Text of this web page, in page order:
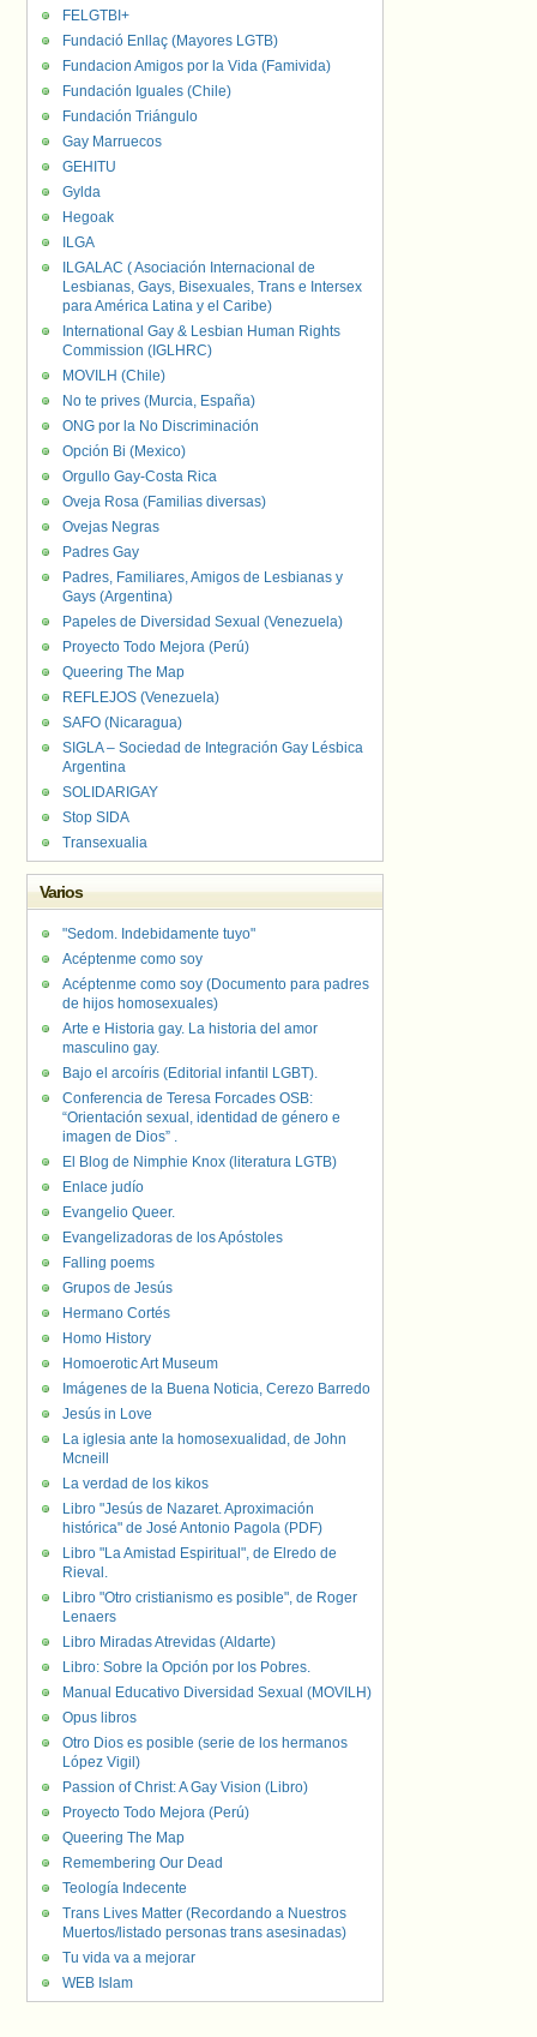
FELGTBI+
Fundació Enllaç (Mayores LGTB)
Fundacion Amigos por la Vida (Famivida)
Fundación Iguales (Chile)
Fundación Triángulo
Gay Marruecos
GEHITU
Gylda
Hegoak
ILGA
ILGALAC ( Asociación Internacional de
Lesbianas, Gays, Bisexuales, Trans e Intersex
para América Latina y el Caribe)
International Gay & Lesbian Human Rights
Commission (IGLHRC)
MOVILH (Chile)
No te prives (Murcia, España)
ONG por la No Discriminación
Opción Bi (Mexico)
Orgullo Gay-Costa Rica
Oveja Rosa (Familias diversas)
Ovejas Negras
Padres Gay
Padres, Familiares, Amigos de Lesbianas y
Gays (Argentina)
Papeles de Diversidad Sexual (Venezuela)
Proyecto Todo Mejora (Perú)
Queering The Map
REFLEJOS (Venezuela)
SAFO (Nicaragua)
SIGLA – Sociedad de Integración Gay Lésbica
Argentina
SOLIDARIGAY
Stop SIDA
Transexualia
Varios
"Sedom. Indebidamente tuyo"
Acéptenme como soy
Acéptenme como soy (Documento para padres
de hijos homosexuales)
Arte e Historia gay. La historia del amor
masculino gay.
Bajo el arcoíris (Editorial infantil LGBT).
Conferencia de Teresa Forcades OSB:
“Orientación sexual, identidad de género e
imagen de Dios” .
El Blog de Nimphie Knox (literatura LGTB)
Enlace judío
Evangelio Queer.
Evangelizadoras de los Apóstoles
Falling poems
Grupos de Jesús
Hermano Cortés
Homo History
Homoerotic Art Museum
Imágenes de la Buena Noticia, Cerezo Barredo
Jesús in Love
La iglesia ante la homosexualidad, de John
Mcneill
La verdad de los kikos
Libro "Jesús de Nazaret. Aproximación
histórica" de José Antonio Pagola (PDF)
Libro "La Amistad Espiritual", de Elredo de
Rieval.
Libro "Otro cristianismo es posible", de Roger
Lenaers
Libro Miradas Atrevidas (Aldarte)
Libro: Sobre la Opción por los Pobres.
Manual Educativo Diversidad Sexual (MOVILH)
Opus libros
Otro Dios es posible (serie de los hermanos
López Vigil)
Passion of Christ: A Gay Vision (Libro)
Proyecto Todo Mejora (Perú)
Queering The Map
Remembering Our Dead
Teología Indecente
Trans Lives Matter (Recordando a Nuestros
Muertos/listado personas trans asesinadas)
Tu vida va a mejorar
WEB Islam